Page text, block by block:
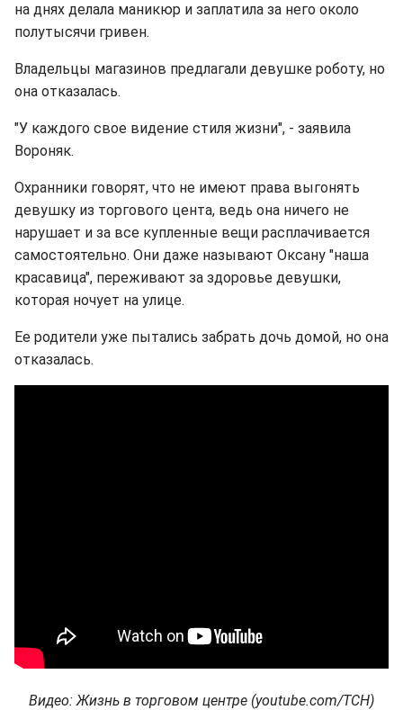
на днях делала маникюр и заплатила за него около
полутысячи гривен.
Владельцы магазинов предлагали девушке роботу, но
она отказалась.
"У каждого свое видение стиля жизни", - заявила
Вороняк.
Охранники говорят, что не имеют права выгонять
девушку из торгового цента, ведь она ничего не
нарушает и за все купленные вещи расплачивается
самостоятельно. Они даже называют Оксану "наша
красавица", переживают за здоровье девушки,
которая ночует на улице.
Ее родители уже пытались забрать дочь домой, но она
отказалась.
Видео: Жизнь в торговом центре (youtube.com/ТСН)